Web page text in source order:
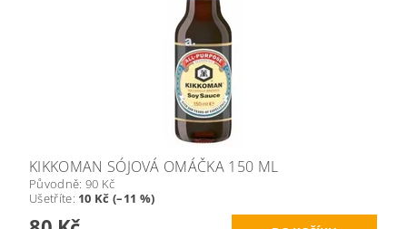
KIKKOMAN SÓJOVÁ OMÁČKA 150 ML
Původně: 90 Kč
Ušetříte: 10 Kč (–11 %)